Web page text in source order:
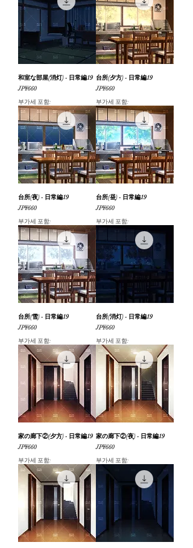
和室な部屋(消灯) - 日常編19
가격
JP¥660
부가세 포함:
台所(夕方) - 日常編19
가격
JP¥660
부가세 포함:
台所(夜) - 日常編19
가격
JP¥660
부가세 포함:
台所(昼) - 日常編19
가격
JP¥660
부가세 포함:
台所(雪) - 日常編19
가격
JP¥660
부가세 포함:
台所(消灯) - 日常編19
가격
JP¥660
부가세 포함:
家の廊下②(夕方) - 日常編19
가격
JP¥660
부가세 포함:
家の廊下②(夜) - 日常編19
가격
JP¥660
부가세 포함: